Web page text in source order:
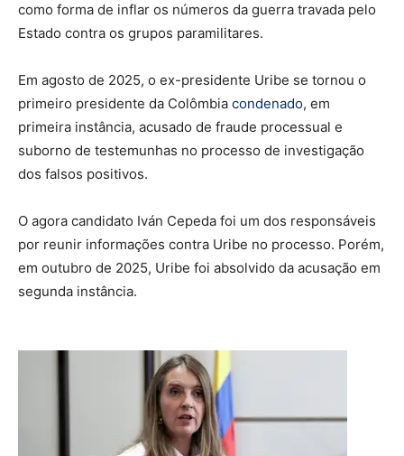
como forma de inflar os números da guerra travada pelo
Estado contra os grupos paramilitares.
Em agosto de 2025, o ex-presidente Uribe se tornou o
primeiro presidente da Colômbia condenado, em
primeira instância, acusado de fraude processual e
suborno de testemunhas no processo de investigação
dos falsos positivos.
O agora candidato Iván Cepeda foi um dos responsáveis
por reunir informações contra Uribe no processo. Porém,
em outubro de 2025, Uribe foi absolvido da acusação em
segunda instância.